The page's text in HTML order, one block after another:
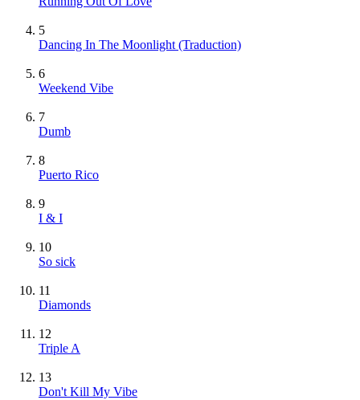
5
Dancing In The Moonlight (Traduction)
6
Weekend Vibe
7
Dumb
8
Puerto Rico
9
I & I
10
So sick
11
Diamonds
12
Triple A
13
Don't Kill My Vibe